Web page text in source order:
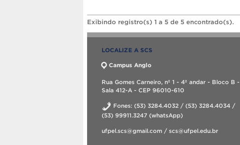
Exibindo registro(s) 1 a 5 de 5 encontrado(s).
LOCALIZE A SCS
Campus Anglo
Rua Gomes Carneiro, nº 1 - 4º andar - Bloco B -
Sala 412-A - CEP 96010-610
Fones: (53) 3284.4032 / (53) 3284.4034 /
(53) 99911.3247 (whatsApp)
ufpel.scs@gmail.com / scs@ufpel.edu.br